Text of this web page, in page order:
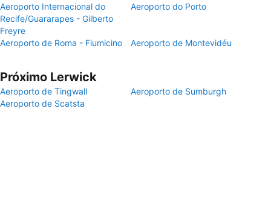
Aeroporto Internacional do
Recife/Guararapes - Gilberto
Freyre
Aeroporto do Porto
Aeroporto de Roma - Fiumicino Aeroporto de Montevidéu
Próximo Lerwick
Aeroporto de Tingwall
Aeroporto de Sumburgh
Aeroporto de Scatsta